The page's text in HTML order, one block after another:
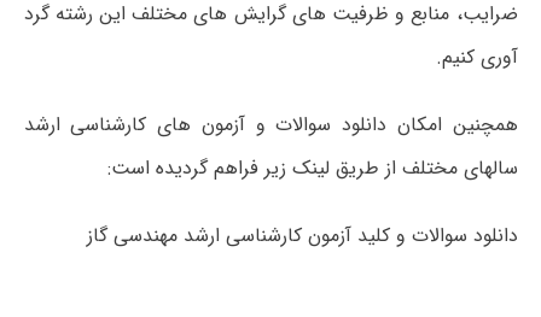
ضرایب، منابع و ظرفیت های گرایش های مختلف این رشته گرد
آوری کنیم.
همچنین امکان دانلود سوالات و آزمون های کارشناسی ارشد
سالهای مختلف از طریق لینک زیر فراهم گردیده است:
دانلود سوالات و کلید آزمون کارشناسی ارشد مهندسی گاز